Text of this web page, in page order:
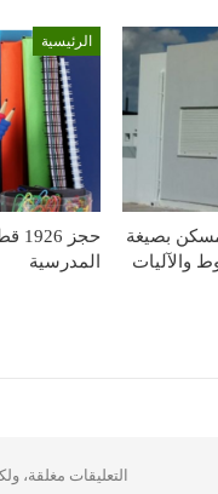
بصيغة
والآليات
الرئيسية
المدرسية
التعليقات مغلقة،